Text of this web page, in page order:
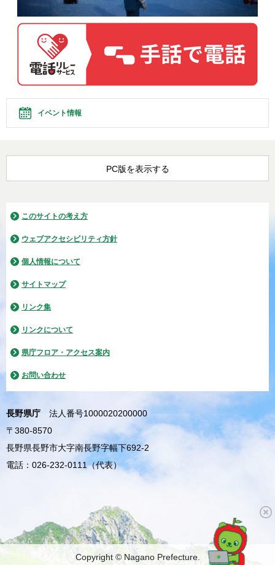
イベント情報
PC版を表示する
このサイトの考え方
ウェブアクセシビリティ方針
個人情報について
サイトマップ
リンク集
リンクについて
県庁フロア・アクセス案内
お問い合わせ
長野県庁
法人番号1000020200000
〒380-8570
長野県長野市大字南長野字幅下692-2
電話：026-232-0111（代表）
Copyright © Nagano Prefecture.